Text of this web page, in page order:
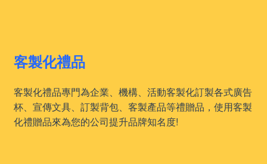
客製化禮品
客製化禮品專門為企業、機構、活動客製化訂製各式廣告
杯、宣傳文具、訂製背包、客製產品等禮贈品，使用客製
化禮贈品來為您的公司提升品牌知名度!